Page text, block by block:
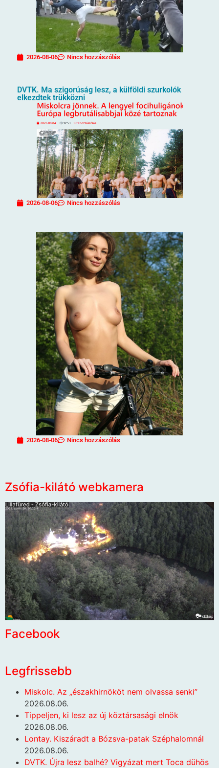
2026-08-06 Nincs hozzászólás
DVTK. Ma szigorúság lesz, a külföldi szurkolók
elkezdtek trükközni
2026-08-06 Nincs hozzászólás
2026-08-06 Nincs hozzászólás
Zsófia-kilátó webkamera
Facebook
Legfrissebb
Miskolc. Az „északhirnököt nem olvassa senki”
2026.08.06.
Tippeljen, ki lesz az új köztársasági elnök
2026.08.06.
Lontay. Kiszáradt a Bózsva-patak Széphalomnál
2026.08.06.
DVTK. Újra lesz balhé? Vigyázat mert Toca dühös